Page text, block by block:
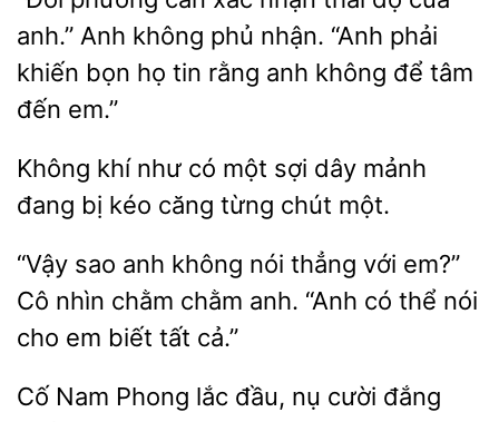
anh.” Anh không phủ nhận. “Anh phải
khiến bọn họ tin rằng anh không
tâm
đến em.”
Không khí như có một sợi dây mảnh
đang bị kéo căng
“Vậy sao
không nói thẳng với em?”
Cô nhìn chằm chằm anh. “Anh có
nói
em biết tất cả.”
Cố Phong đầu, nụ cười đắng